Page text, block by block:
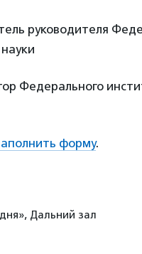
руководителя
Федерального
форму.
Дальний зал